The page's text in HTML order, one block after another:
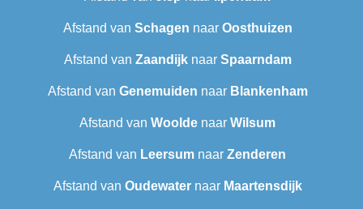
Afstand van Schagen naar Oosthuizen
Afstand van Zaandijknaar Spaarndam
Afstand van Genemuiden naar Blankenham
Afstand van Woolde naar Wilsum
Afstand van Leersum naar Zenderen
Afstand van Oudewaternaar Maartensdijk